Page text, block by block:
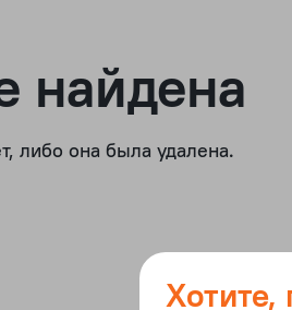
найдена
либо она была удалена.
Хотите,